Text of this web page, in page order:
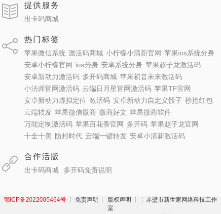
提供服务
出卡码商城
热门标签
苹果微信系统 激活码商城 小柠檬小清新官网 苹果ios系统分身
安卓小柠檬官网 ios分身 安卓系统分身 苹果赵子龙激活码
安卓新动力激活码 多开码商城 苹果初音未来激活码
小法师官网激活码 云端日月星官网激活码 苹果TF官网
安卓新动力虚拟定位 激活码 安卓新动力自定义骰子 秒抢红包
云端转发 苹果微信微商 微商好文 苹果微商软件
万能定制激活码 苹果百花香官网 多开码 苹果赵子龙官网
十全十美 防封时代 云端一键转发 安卓小清新激活码
合作活版
出卡码商城 多开码免责说明
鄂ICP备2022005464号 ┊ 免责声明 ┊ 版权声明 ┊
┊赤壁市新世家网络科技工作
室